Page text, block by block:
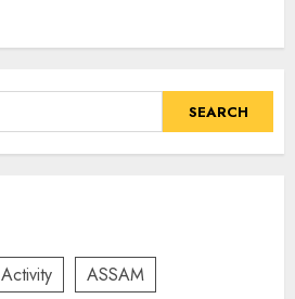
Activity
ASSAM